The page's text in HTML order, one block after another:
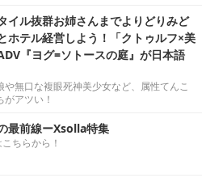
イル抜群お姉さんまでよりどりみど
ホテル経営しよう！「クトゥルフ×美
『ヨグ=ソトースの庭』が日本語
や無口な複眼死神美少女など、属性てんこ
アツい！
最前線ーXsolla特集
ちらから！